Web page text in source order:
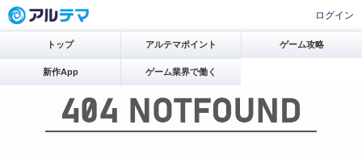
ログイン
トップ アルテマポイント ゲーム攻略
新作App ゲーム業界で働く